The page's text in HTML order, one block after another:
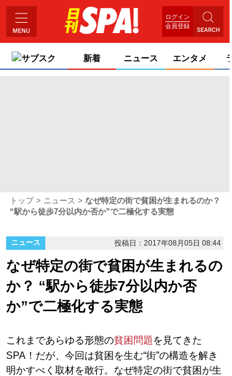
ログイン
会員登録
サブスク 新着 ニュース エンタメ
トップ ニュース
なぜ特定の街で貧困が生まれるのか？
“駅から徒歩7分以内か否か”で二極化する実態
ニュース 投稿日：2017年08月05日 08:44
なぜ特定の街で貧困が生まれるの
か？ “駅から徒歩7分以内か否
か”で二極化する実態
これまであらゆる形態の貧困問題 を見てきた
SPA！だが、今回は貧困を生む“街”の構造を解き
明かすべく取材を敢行。なぜ特定の街で貧困が生